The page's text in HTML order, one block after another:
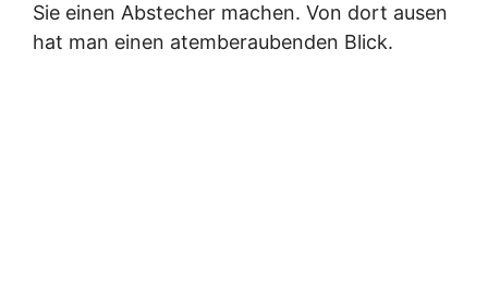
Sie einen Abstecher machen. Von dort ausen
hat man einen atemberaubenden Blick.